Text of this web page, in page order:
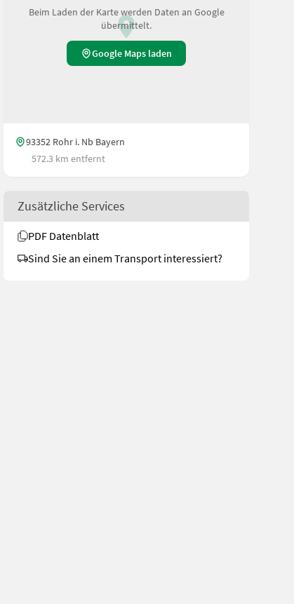
Beim Laden der Karte werden Daten an Google
übermittelt.
Google Maps laden
93352 Rohr i. Nb Bayern
572.3 km entfernt
Zusätzliche Services
PDF Datenblatt
Sind Sie an einem Transport interessiert?